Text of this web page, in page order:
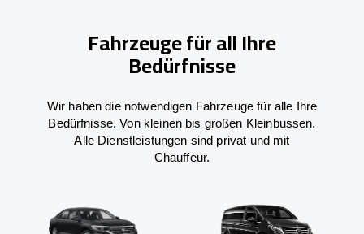
Fahrzeuge für all Ihre
Bedürfnisse
Wir haben die notwendigen Fahrzeuge für alle Ihre
Bedürfnisse. Von kleinen bis großen Kleinbussen.
Alle Dienstleistungen sind privat und mit
Chauffeur.